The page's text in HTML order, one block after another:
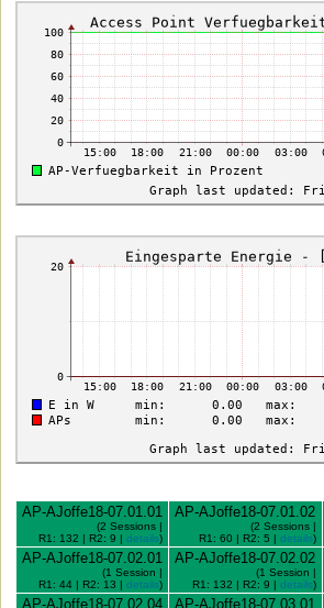
AP-AJoffe18-07.01.01
(2 Sessions |
R1: 132 | R2: 9 | details)
AP-AJoffe18-07.01.02
(2 Sessions |
R1: 60 | R2: 5 | details)
AP-AJoffe18-07.02.01
(1 Session |
R1: 44 | R2: 13 | details)
AP-AJoffe18-07.02.02
(1 Session |
R1: 132 | R2: 9 | details)
AP-AJoffe18-07.02.04 AP-AJoffe18-07.03.01